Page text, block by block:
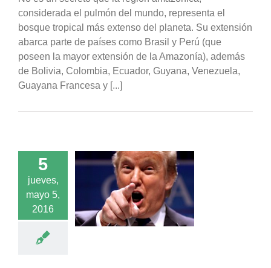
considerada el pulmón del mundo, representa el
bosque tropical más extenso del planeta. Su extensión
abarca parte de países como Brasil y Perú (que
poseen la mayor extensión de la Amazonía), además
de Bolivia, Colombia, Ecuador, Guyana, Venezuela,
Guayana Francesa y [...]
5
jueves,
mayo 5,
2016
lo que piensa
Trump sobre el
climático
Noticias